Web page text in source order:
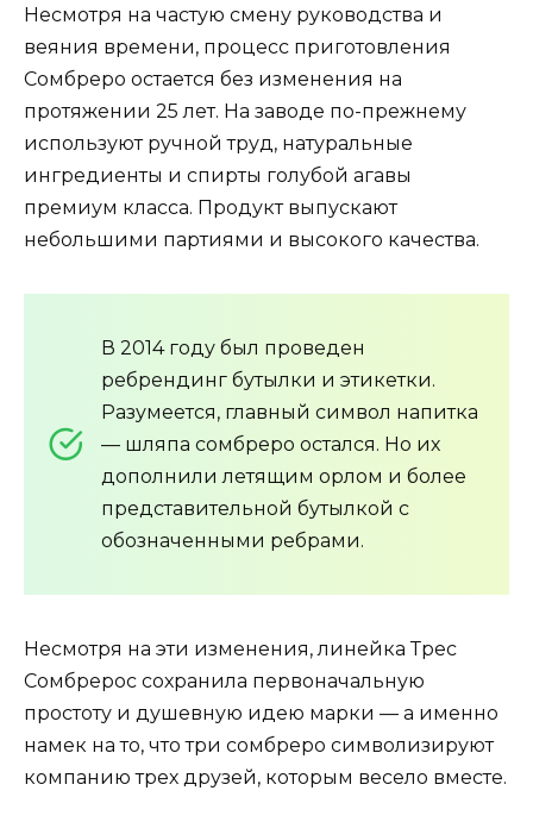
Несмотря на частую смену руководства и
веяния времени, процесс приготовления
Сомбреро остается без изменения на
протяжении 25 лет. На заводе по-прежнему
используют ручной труд, натуральные
ингредиенты и спирты голубой агавы
премиум класса. Продукт выпускают
небольшими партиями и высокого качества.
В 2014 году был проведен
ребрендинг бутылки и этикетки.
Разумеется, главный символ напитка
— шляпа сомбреро остался. Но их
дополнили летящим орлом и более
представительной бутылкой с
обозначенными ребрами.
Несмотря на эти изменения, линейка Трес
Сомбрерос сохранила первоначальную
простоту и душевную идею марки — а именно
намек на то, что три сомбреро символизируют
компанию трех друзей, которым весело вместе.